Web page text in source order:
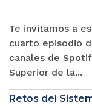
Te invitamos a
cuarto episodio
canales de
Superior de la...
Retos del